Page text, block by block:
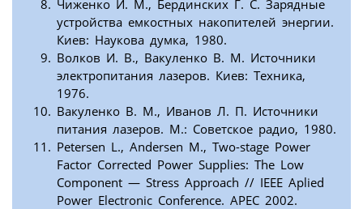
Чиженко И. М., Бердинских Г. С. Зарядные
устройства емкостных накопителей энергии.
Киев: Наукова думка, 1980.
Волков И. В., Вакуленко В. М. Источники
электропитания лазеров. Киев: Техника,
1976.
Вакуленко В. М., Иванов Л. П. Источники
питания лазеров. М.: Советское радио, 1980.
Petersen L., Andersen M., Two-stage Power
Factor Corrected Power Supplies: The Low
Component — Stress Approach // IEEE Aplied
Power Electronic Conference. APEC 2002.